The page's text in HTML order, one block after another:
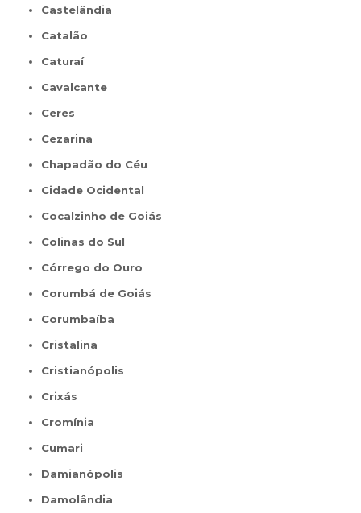
Castelândia
Catalão
Caturaí
Cavalcante
Ceres
Cezarina
Chapadão do Céu
Cidade Ocidental
Cocalzinho de Goiás
Colinas do Sul
Córrego do Ouro
Corumbá de Goiás
Corumbaíba
Cristalina
Cristianópolis
Crixás
Cromínia
Cumari
Damianópolis
Damolândia